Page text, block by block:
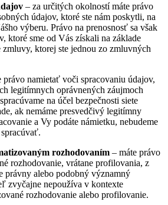
– za určitých okolností máte právo
údajov, ktoré ste nám poskytli, na
výberu. Právo na prenosnosť sa však
ktoré sme od Vás získali na základe
zmluvy, ktorej ste jednou zo zmluvných
právo namietať voči spracovaniu údajov,
legitímnych oprávnených záujmoch
na účel bezpečnosti siete
ak nemáme presvedčivý legitímny
a Vy podáte námietku, nebudeme
rozhodovaním – máte právo
rozhodovanie, vrátane profilovania, z
právny alebo podobný významný
zvyčajne nepoužíva v kontexte
rozhodovanie alebo profilovanie.